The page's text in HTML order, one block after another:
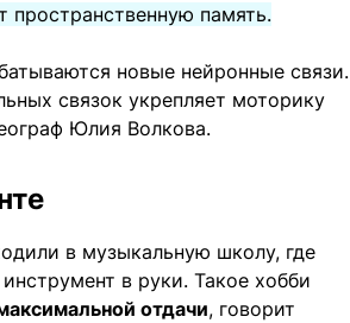
пространственную память.
новые нейронные связи.
связок укрепляет моторику
Юлия Волкова.
в музыкальную школу, где
в руки. Такое хобби
отдачи, говорит